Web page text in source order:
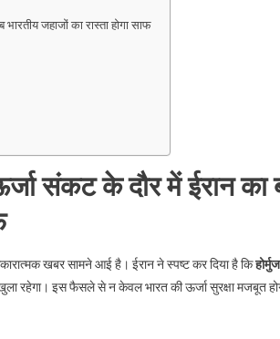
जहाजों का रास्ता होगा साफ
संकट के दौर में ईरान
खबर सामने आई है। ईरान ने स्पष्ट कर दिया है कि
रहेगा। इस फैसले से न केवल भारत की ऊर्जा सुरक्षा मजबूत